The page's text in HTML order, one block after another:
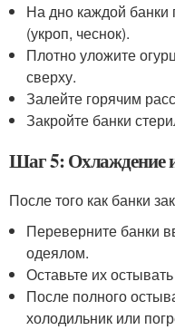
На дно каждой банки
(укроп, чеснок).
Плотно уложите
сверху.
Залейте горячим
Закройте банки
Шаг 5: Охлаждение
После того как банки
Переверните банки
одеялом.
Оставьте их
После полного
холодильник или